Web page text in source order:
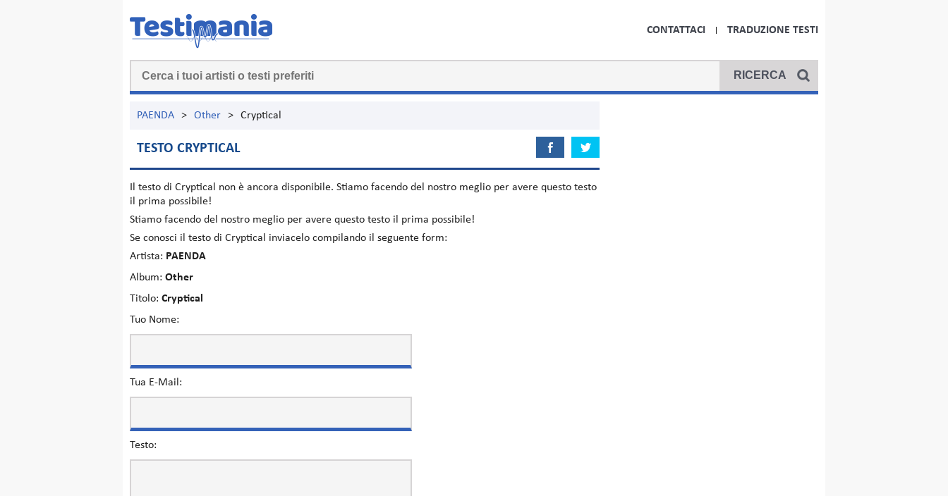
CONTATTACI TRADUZIONE TESTI
PAENDA > Other > Cryptical
TESTO CRYPTICAL
Il testo di Cryptical
non è ancora disponibile. Stiamo facendo del nostro meglio per avere questo testo
il prima possibile!
Stiamo facendo del nostro meglio per avere questo testo il prima possibile!
Se conosci il testo di Cryptical inviacelo compilando il seguente form:
Artista: PAENDA
Album: Other
Titolo: Cryptical
Tuo Nome:
Tua E-Mail:
Testo: